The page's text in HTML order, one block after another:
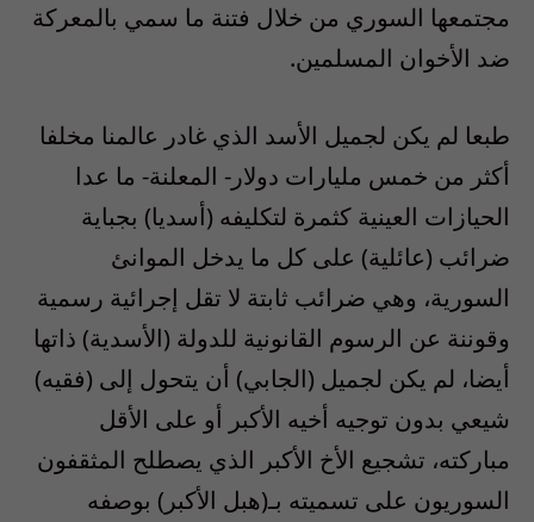
مجتمعها السوري من خلال فتنة ما سمي بالمعركة
ضد الأخوان المسلمين.
طبعا لم يكن لجميل الأسد الذي غادر عالمنا مخلفا
أكثر من خمس مليارات دولار- المعلنة- ما عدا
الحيازات العينية كثمرة لتكليفه (أسديا) بجباية
ضرائب (عائلية) على كل ما يدخل الموانئ
السورية، وهي ضرائب ثابتة لا تقل إجرائية رسمية
وقوننة عن الرسوم القانونية للدولة (الأسدية) ذاتها
أيضا، لم يكن لجميل (الجابي) أن يتحول إلى (فقيه)
شيعي بدون توجيه أخيه الأكبر أو على الأقل
مباركته، تشجيع الأخ الأكبر الذي يصطلح المثقفون
السوريون على تسميته بـ(هبل الأكبر) بوصفه